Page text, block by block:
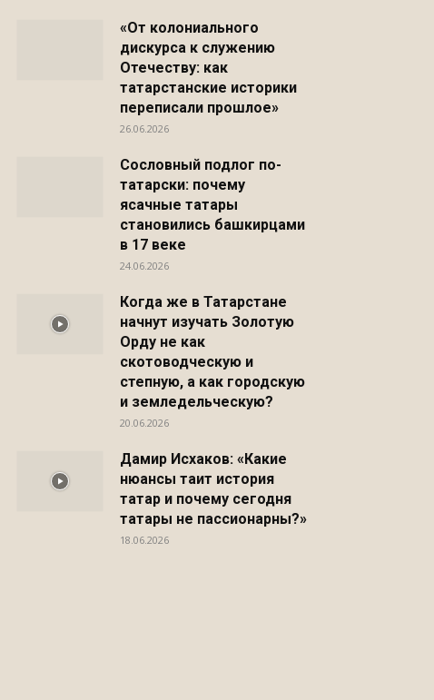
«От колониального
дискурса к служению
Отечеству: как
татарстанские историки
переписали прошлое»
26.06.2026
Сословный подлог по-
татарски: почему
ясачные татары
становились башкирцами
в 17 веке
24.06.2026
Когда же в Татарстане
начнут изучать Золотую
Орду не как
скотоводческую и
степную, а как городскую
и земледельческую?
20.06.2026
Дамир Исхаков: «Какие
нюансы таит история
татар и почему сегодня
татары не пассионарны?»
18.06.2026